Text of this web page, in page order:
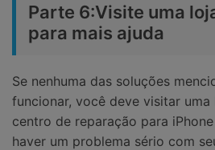
Parte 6:Visite uma
para mais ajuda
Se nenhuma das soluções
funcionar, você deve visitar
centro de reparação para
haver um problema sério com